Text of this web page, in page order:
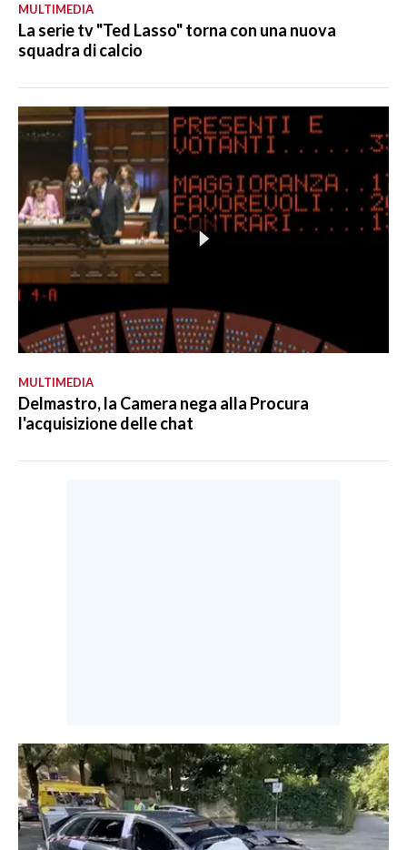
MULTIMEDIA
La serie tv "Ted Lasso" torna con una nuova
squadra di calcio
MULTIMEDIA
Delmastro, la Camera nega alla Procura
l'acquisizione delle chat